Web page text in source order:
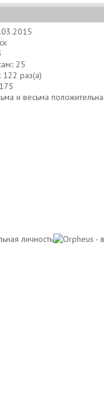
25
122 раз(а)
175